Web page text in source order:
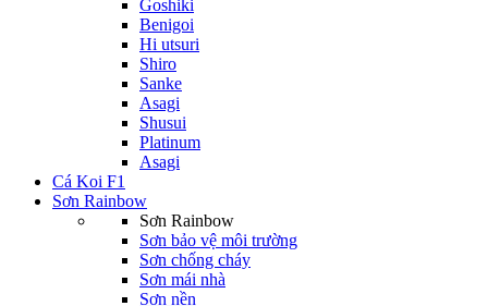
Goshiki
Benigoi
Hi utsuri
Shiro
Sanke
Asagi
Shusui
Platinum
Asagi
Cá Koi F1
Sơn Rainbow
Sơn Rainbow
Sơn bảo vệ môi trường
Sơn chống cháy
Sơn mái nhà
Sơn nền